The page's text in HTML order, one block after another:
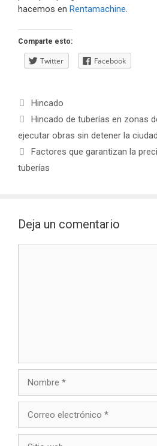
hacemos en Rentamachine.
Comparte esto:
Twitter Facebook
Categorías
Hincado
Navegación
de
entradas
Hincado de tuberías en zonas
ejecutar obras sin detener la ciudad
Factores que garantizan la
tuberías
Deja un comentario
electrónico